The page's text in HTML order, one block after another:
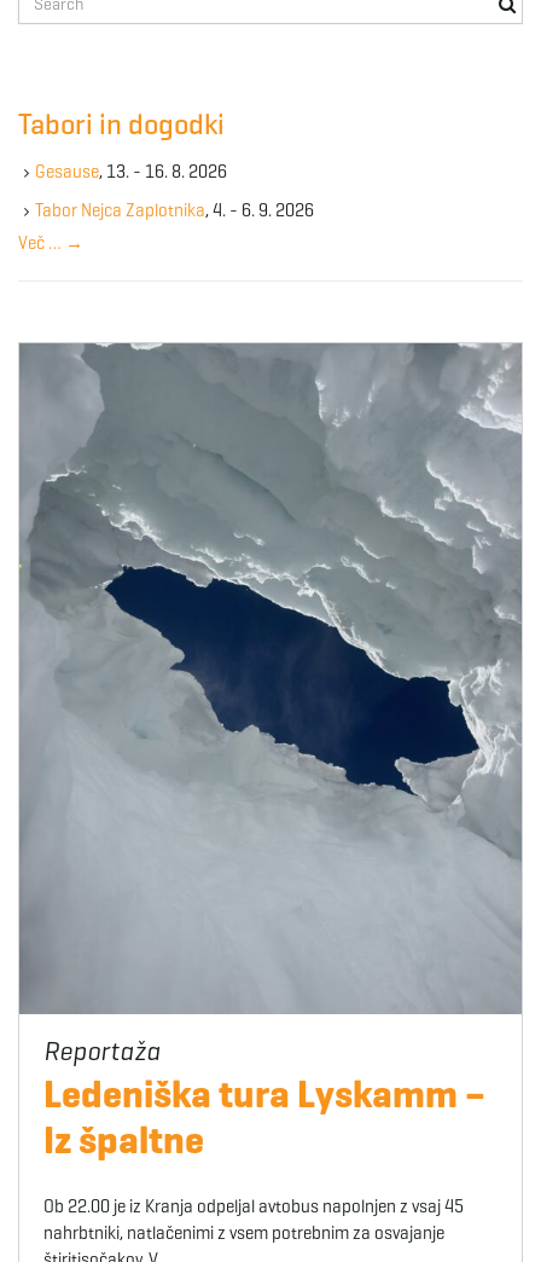
e
e
y
w
r
Tabori in dogodki
Gesause, 13. - 16. 8. 2026
Tabor Nejca Zaplotnika, 4. - 6. 9. 2026
Več … →
Ledeniška tura Lyskamm –
Iz špaltne
Ob 22.00 je iz Kranja odpeljal avtobus napolnjen z vsaj 45
nahrbtniki, natlačenimi z vsem potrebnim za osvajanje